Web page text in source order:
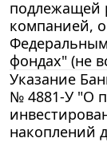
подлежащей
компанией,
фондах" (не
Указание
№ 4881-У "О
накоплений